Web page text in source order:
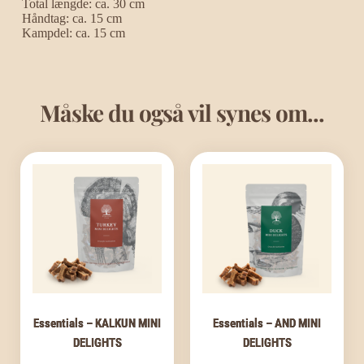
Total længde: ca. 30 cm
Håndtag: ca. 15 cm
Kampdel: ca. 15 cm
Måske du også vil synes om...
Essentials – KALKUN MINI
DELIGHTS
Essentials – AND MINI
DELIGHTS